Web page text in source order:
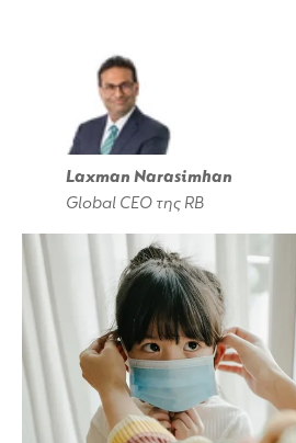
Laxman Narasimhan
Global CEO της RB